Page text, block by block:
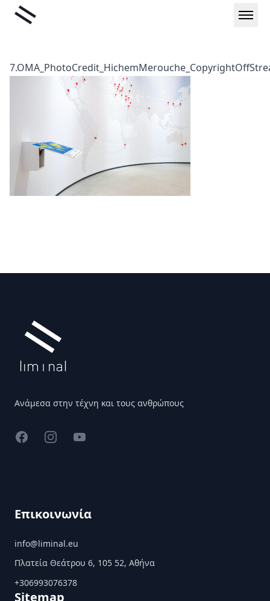
Μετάβαση
Liminal
Ανάμεσα στην τέχνη και τους ανθρώπους
FacebookInstagramYouTube
Επικοινωνία
info@liminal.eu
Πλατεία Θεάτρου 6, 105 52, Αθήνα
+306993076378
Sitemap